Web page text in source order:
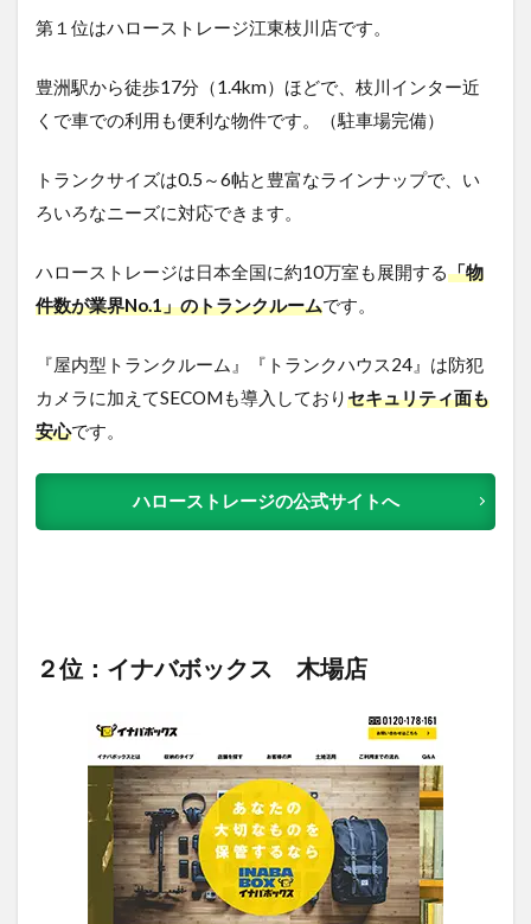
第１位はハローストレージ江東枝川店です。
豊洲駅から徒歩17分（1.4km）ほどで、枝川インター近
くで車での利用も便利な物件です。（駐車場完備）
トランクサイズは0.5～6帖と豊富なラインナップで、い
ろいろなニーズに対応できます。
ハローストレージは日本全国に約10万室も展開する「物
件数が業界No.1」のトランクルームです。
『屋内型トランクルーム』『トランクハウス24』は防犯
カメラに加えてSECOMも導入しておりセキュリティ面も
安心です。
ハローストレージの公式サイトへ
２位：イナバボックス 木場店